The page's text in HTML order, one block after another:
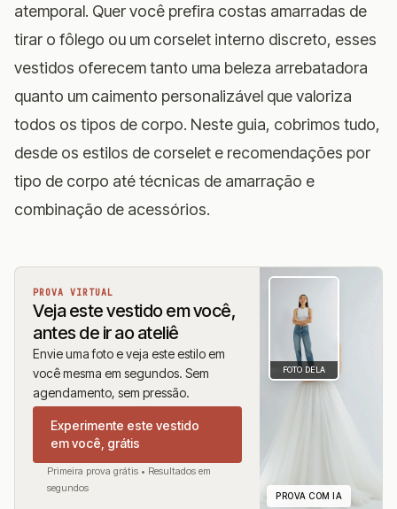
atemporal. Quer você prefira costas amarradas de
tirar o fôlego ou um corselet interno discreto, esses
vestidos oferecem tanto uma beleza arrebatadora
quanto um caimento personalizável que valoriza
todos os tipos de corpo. Neste guia, cobrimos tudo,
desde os estilos de corselet e recomendações por
tipo de corpo até técnicas de amarração e
combinação de acessórios.
PROVA VIRTUAL
Veja este vestido em você,
antes de ir ao ateliê
Envie uma foto e veja este estilo em
você mesma em segundos. Sem
agendamento, sem pressão.
Experimente este vestido
em você, grátis
Primeira prova grátis • Resultados em
segundos
FOTO DELA
PROVA COM IA